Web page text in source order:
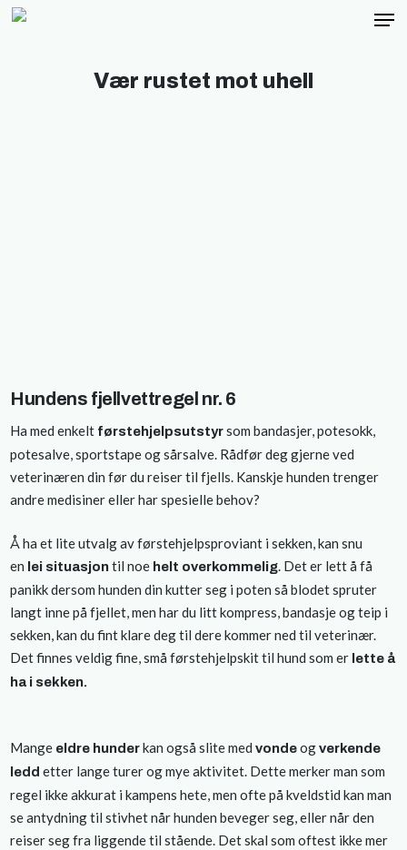
Skip
Vær rustet mot uhell
Hundens fjellvettregel nr. 6
Ha med enkelt førstehjelpsutstyrsom bandasjer, potesokk,
potesalve, sportstape og sårsalve. Rådfør deg gjerne ved
veterinæren din før du reiser til fjells. Kanskje hunden trenger
andre medisiner eller har spesielle behov?
Å ha et lite utvalg av førstehjelpsproviant i sekken, kan snu
en lei situasjontil noe helt overkommelig. Det er lett å få
panikk dersom hunden din kutter seg i poten så blodet spruter
langt inne på fjellet, men har du litt kompress, bandasje og teip i
sekken, kan du fint klare deg til dere kommer ned til veterinær.
Det finnes veldig fine, små førstehjelpskit til hund som er lette å
ha i sekken.
Mange eldre hunderkan også slite medvondeogverkende
ledd etter lange turer og mye aktivitet. Dette merker man som
regel ikke akkurat i kampens hete, men ofte på kveldstid kan man
se antydning til stivhet når hunden beveger seg, eller når den
reiser seg fra liggende til stående. Det skal som oftest ikke mer